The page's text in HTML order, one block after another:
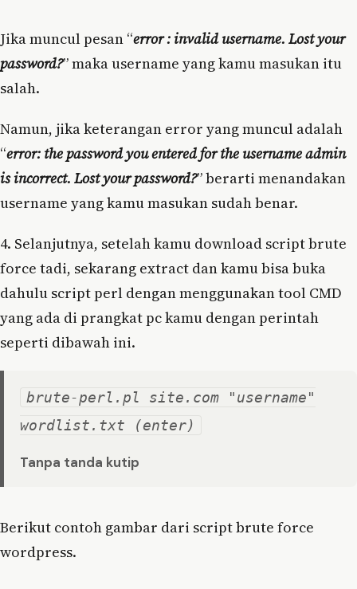
Jika muncul pesan “error : invalid username. Lost your
password?” maka username yang kamu masukan itu
salah.
Namun, jika keterangan error yang muncul adalah
“error: the password you entered for the username admin
is incorrect. Lost your password?” berarti menandakan
username yang kamu masukan sudah benar.
4. Selanjutnya, setelah kamu download script brute
force tadi, sekarang extract dan kamu bisa buka
dahulu script perl dengan menggunakan tool CMD
yang ada di prangkat pc kamu dengan perintah
seperti dibawah ini.
brute-perl.pl site.com "username"
wordlist.txt (enter)
Tanpa tanda kutip
Berikut contoh gambar dari script brute force
wordpress.